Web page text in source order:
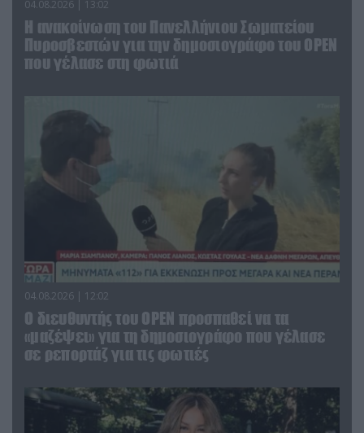
04.08.2026 | 13:02
Η ανακοίνωση του Πανελλήνιου Σωματείου
Πυροσβεστών για την δημοσιογράφο του OPEN
που γέλασε στη φωτιά
04.08.2026 | 12:02
O διευθυντής του OPEN προσπαθεί να τα
«μαζέψει» για τη δημοσιογράφο που γέλασε
σε ρεπορτάζ για τις φωτιές